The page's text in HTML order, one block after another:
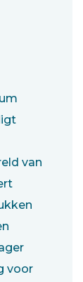
van
voor